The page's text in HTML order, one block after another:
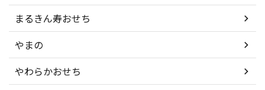
まるきん寿おせち
やまの
やわらかおせち